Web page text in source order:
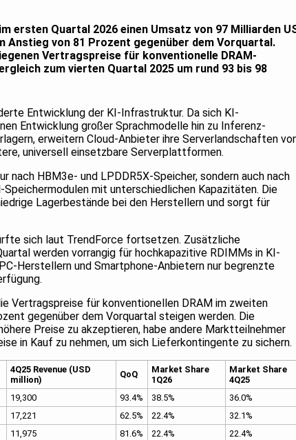
ersten Quartal 2026 einen Umsatz von 97 Milliarden
Anstieg von 81 Prozent gegenüber dem Vorquartal.
Vertragspreise für konventionelle DRAM-
zum vierten Quartal 2025 um rund 93 bis 98
Entwicklung der KI-Infrastruktur. Da sich KI-
Entwicklung großer Sprachmodelle hin zu Inferenz-
erweitern Cloud-Anbieter ihre Serverlandschaften
universell einsetzbare Serverplattformen.
nach HBM3e- und LPDDR5X-Speicher, sondern auch nach
mit unterschiedlichen Kapazitäten. Die
Lagerbestände bei den Herstellern und sorgt für
sich laut TrendForce fortsetzen. Zusätzliche
werden vorrangig für hochkapazitive RDIMMs in KI-
Herstellern und Smartphone-Anbietern nur begrenzte
Vertragspreise für konventionellen DRAM im zweiten
gegenüber dem Vorquartal steigen werden. Die
Preise zu akzeptieren, habe andere Marktteilnehmer
in Kauf zu nehmen, um sich Lieferkontingente zu sichern.
4Q25 Revenue (USD
million)
QoQ
Market Share
1Q26
Market Share
4Q25
19,300 93.4% 38.5%
36.0%
17,221 62.5% 22.4%
32.1%
11,975 81.6% 22.4%
22.4%